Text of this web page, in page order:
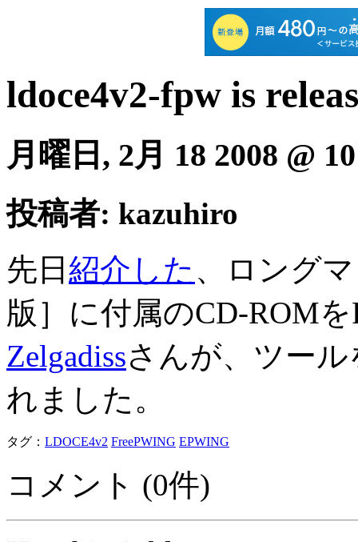
ldoce4v2-fpw is
月曜日, 2月 18 2008 @
投稿者: kazuhiro
先日 紹介した 、ロング
版］に付属のCD-ROM
Zelgadissさんが、ツール
れました。
タグ： LDOCE4v2 FreePWING EPWING
コメント (0件)